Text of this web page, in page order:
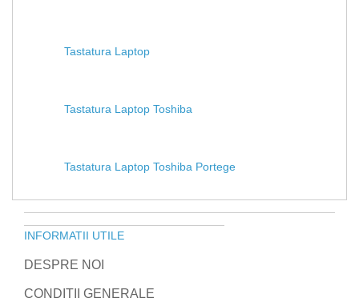
Tastatura Laptop
Tastatura Laptop Toshiba
Tastatura Laptop Toshiba Portege
INFORMATII UTILE
DESPRE NOI
CONDITII GENERALE